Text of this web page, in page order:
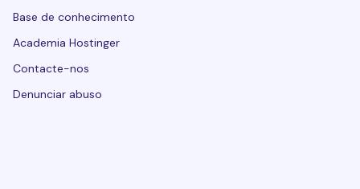
Base de conhecimento
Academia Hostinger
Contacte-nos
Denunciar abuso